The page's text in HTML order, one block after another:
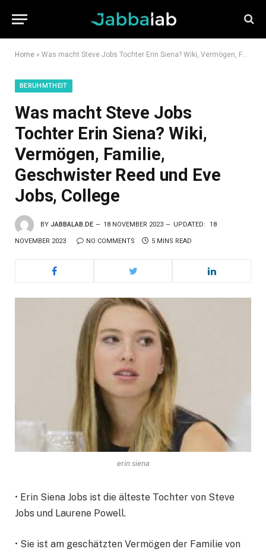
Home » Was macht Steve Jobs Tochter Erin Siena? Wiki, Vermögen, Familie, Geschwister Reed und Eve Jobs, College
BERUHMTHEIT
Was macht Steve Jobs
Tochter Erin Siena? Wiki,
Vermögen, Familie,
Geschwister Reed und Eve
Jobs, College
BY JABBALAB.DE 18 NOVEMBER 2023 UPDATED: 18
NOVEMBER 2023 NO COMMENTS 5 MINS READ
erin siena
• Erin Siena Jobs ist die älteste Tochter von Steve
Jobs und Laurene Powell.
• Sie ist am geschätzten Vermögen der Familie von